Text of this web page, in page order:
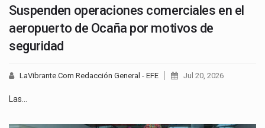
Suspenden operaciones comerciales en el
aeropuerto de Ocaña por motivos de
seguridad
LaVibrante.Com Redacción General - EFE Jul 20, 2026
Las…